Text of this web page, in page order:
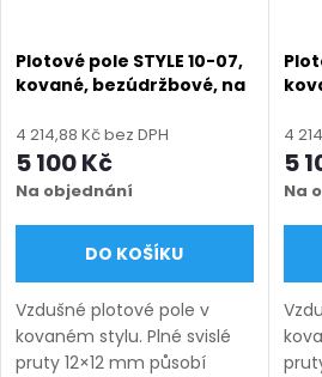
Plotové pole STYLE 10-07,
kované, bezúdržbové, na
výška 450–1750 mm),
hnědá RAL 8014 matná
4 214,88 Kč bez DPH
5 100 Kč
Na objednání
DO KOŠÍKU
Vzdušné plotové pole v
kovaném stylu. Plné svislé
pruty 12×12 mm působí
4
5
Na